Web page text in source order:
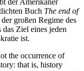
Buch The end of
großen Regime des
das Ziel eines jeden
ist.
the occurrence of
that is, history